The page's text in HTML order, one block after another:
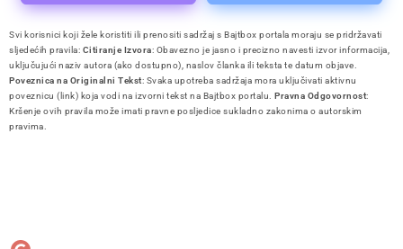
Svi korisnici koji žele koristiti ili prenositi sadržaj s Bajtbox portala moraju se pridržavati
sljedećih pravila: Citiranje Izvora: Obavezno je jasno i precizno navesti izvor informacija,
uključujući naziv autora (ako dostupno), naslov članka ili teksta te datum objave.
Poveznica na Originalni Tekst: Svaka upotreba sadržaja mora uključivati aktivnu
poveznicu (link) koja vodi na izvorni tekst na Bajtbox portalu. Pravna Odgovornost:
Kršenje ovih pravila može imati pravne posljedice sukladno zakonima o autorskim
pravima.